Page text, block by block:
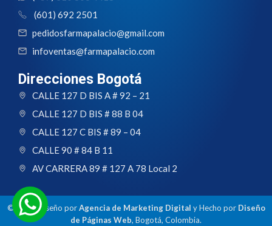
(601) 692 2501
pedidosfarmapalacio@gmail.com
infoventas@farmapalacio.com
Direcciones Bogotá
CALLE 127 D BIS A # 92 – 21
CALLE 127 D BIS # 88 B 04
CALLE 127 C BIS # 89 – 04
CALLE 90 # 84 B 11
AV CARRERA 89 # 127 A 78 Local 2
© 2024 Diseño porAgencia de Marketing Digital y Hecho por Diseño
de Páginas Web, Bogotá, Colombia.